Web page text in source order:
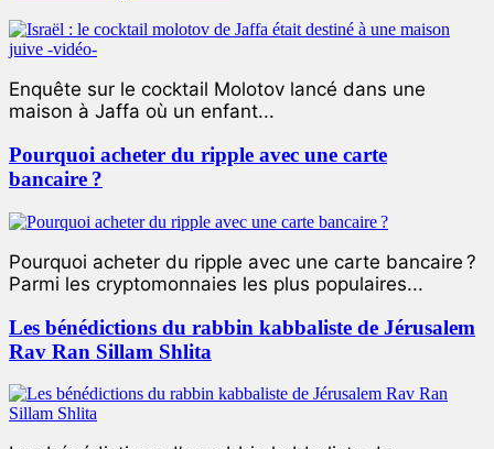
Enquête sur le cocktail Molotov lancé dans une
maison à Jaffa où un enfant...
Pourquoi acheter du ripple avec une carte
bancaire ?
Pourquoi acheter du ripple avec une carte bancaire ?
Parmi les cryptomonnaies les plus populaires...
Les bénédictions du rabbin kabbaliste de Jérusalem
Rav Ran Sillam Shlita